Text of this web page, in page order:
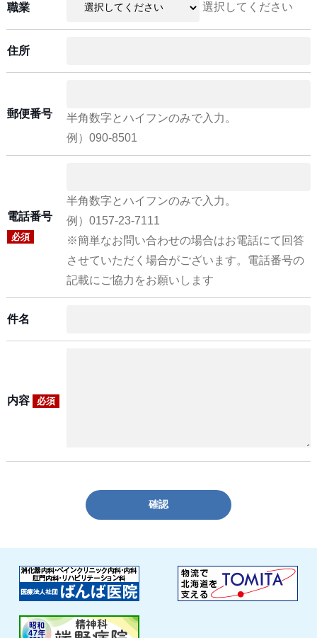
職業 選択してください
住所
郵便番号
半角数字とハイフンのみで入力。
例）090-8501
電話番号
必須
半角数字とハイフンのみで入力。
例）0157-23-7111
※簡単なお問い合わせの場合はお電話にて回答
させていただく場合がございます。電話番号の
記載にご協力をお願いします
件名
内容 必須
確認